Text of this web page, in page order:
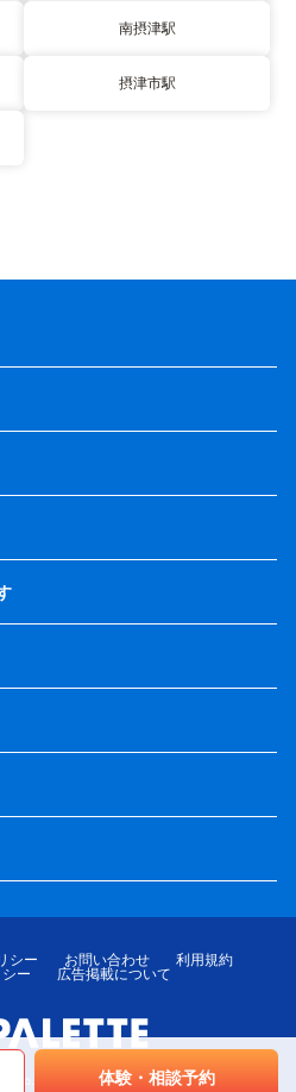
南摂津駅
摂津市駅
体験・相談予約
シー お問い合わせ
利用規約
ー
広告掲載について
Co.,Ltd. All rights reserved.